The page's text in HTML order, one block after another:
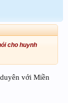
cho huynh
với Miền